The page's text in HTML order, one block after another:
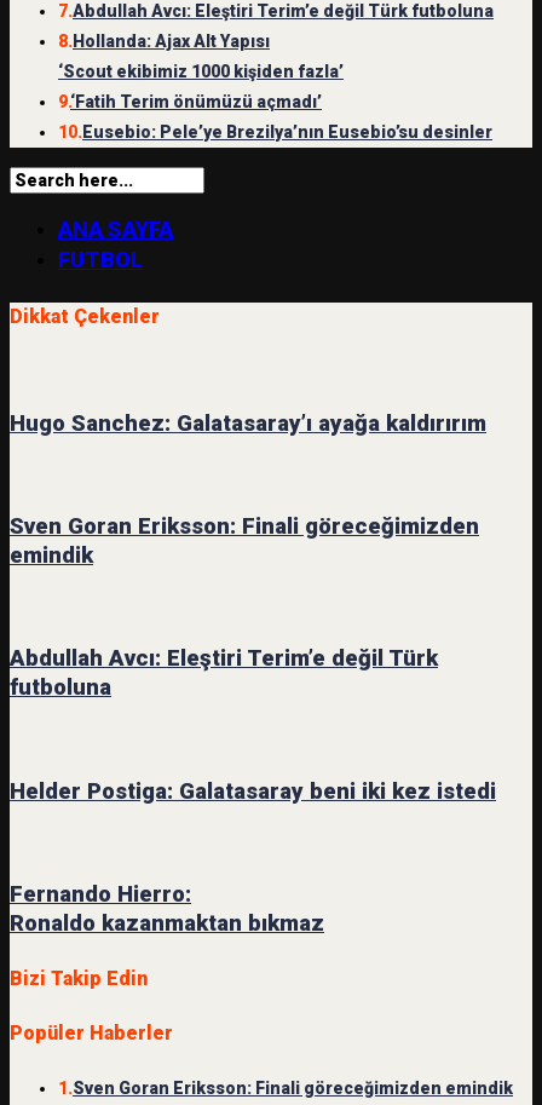
7.Abdullah Avcı: Eleştiri Terim’e değil Türk futboluna
8.Hollanda: Ajax Alt Yapısı
‘Scout ekibimiz 1000 kişiden fazla’
9.‘Fatih Terim önümüzü açmadı’
10.Eusebio: Pele’ye Brezilya’nın Eusebio’su desinler
ANA SAYFA
FUTBOL
Dikkat Çekenler
Hugo Sanchez: Galatasaray’ı ayağa kaldırırım
Sven Goran Eriksson: Finali göreceğimizden
emindik
Abdullah Avcı: Eleştiri Terim’e değil Türk
futboluna
Helder Postiga: Galatasaray beni iki kez istedi
Fernando Hierro:
Ronaldo kazanmaktan bıkmaz
Bizi Takip Edin
Popüler Haberler
1.Sven Goran Eriksson: Finali göreceğimizden emindik